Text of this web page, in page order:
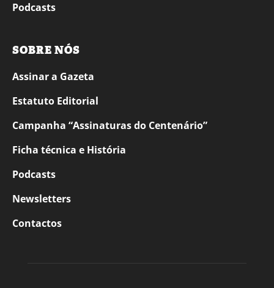
Podcasts
SOBRE NÓS
Assinar a Gazeta
Estatuto Editorial
Campanha “Assinaturas do Centenário”
Ficha técnica e História
Podcasts
Newsletters
Contactos